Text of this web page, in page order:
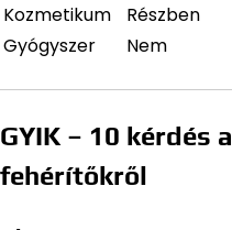
Kozmetikum
Részben
Gyógyszer
Nem
GYIK – 10 kérdés
fehérítőkről